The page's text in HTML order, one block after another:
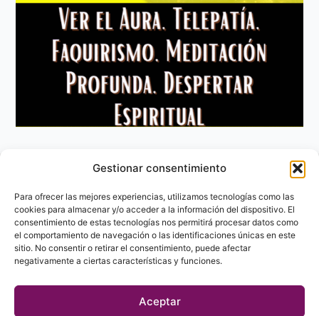
Gestionar consentimiento
Para ofrecer las mejores experiencias, utilizamos tecnologías como las
cookies para almacenar y/o acceder a la información del dispositivo. El
consentimiento de estas tecnologías nos permitirá procesar datos como
el comportamiento de navegación o las identificaciones únicas en este
sitio. No consentir o retirar el consentimiento, puede afectar
negativamente a ciertas características y funciones.
Aceptar
Aviso Legal
Política de privacidad
Política de Cookies
Contacto